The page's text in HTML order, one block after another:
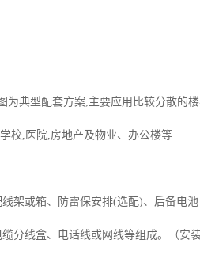
为典型配套方案,主要应用比较分散的
校,医院,房地产及物业、办公楼等
或箱、防雷保安排(选配)、后备电池
线盒、电话线或网线等组成。（安